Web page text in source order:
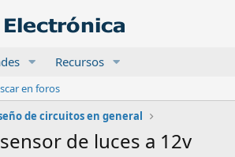
Recursos
en foros
de circuitos en general
de luces a 12v